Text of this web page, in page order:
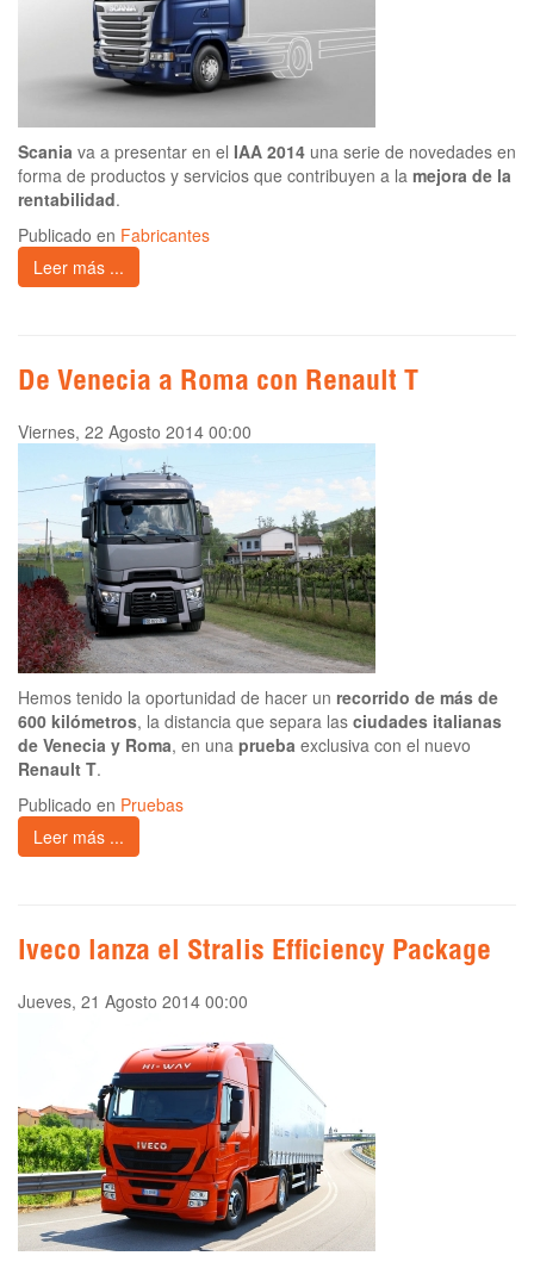
Scania va a presentar en el IAA 2014 una serie de novedades en
forma de productos y servicios que contribuyen a la mejora de la
rentabilidad.
Publicado en Fabricantes
Leer más ...
De Venecia a Roma con Renault T
Viernes, 22 Agosto 2014 00:00
Hemos tenido la oportunidad de hacer un recorrido de más de
600 kilómetros, la distancia que separa las ciudades italianas
de Venecia y Roma, en una prueba exclusiva con el nuevo
Renault T.
Publicado en Pruebas
Leer más ...
Iveco lanza el Stralis Efficiency Package
Jueves, 21 Agosto 2014 00:00